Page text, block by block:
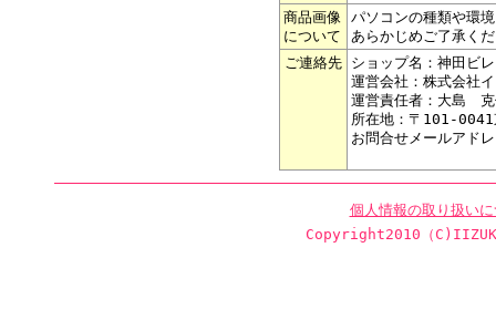
商品画像
について
パソコンの種類や環
あらかじめご了承く
ご連絡先
ショップ名：神田ビ
運営会社：株式会社
運営責任者：大島
所在地：〒101-
お問合せメールアド
個人情報の取り扱い
Copyright2010（